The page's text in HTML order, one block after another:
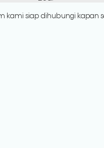
kami siap dihubungi kapan